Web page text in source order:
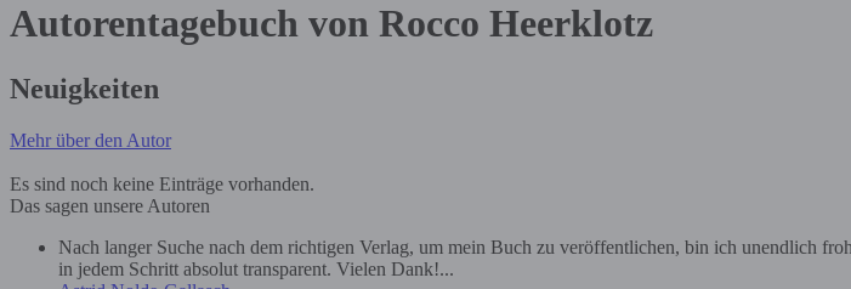
Autorentagebuch von Rocco Heerklotz
Neuigkeiten
Mehr über den Autor
Es sind noch keine Einträge vorhanden.
Das sagen unsere Autoren
Nach langer Suche nach dem richtigen Verlag, um mein Buch zu veröffentlichen, bin ich unendlich
in jedem Schritt absolut transparent. Vielen Dank!...